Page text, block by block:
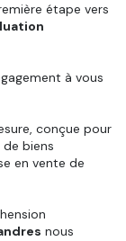
étape vers
à vous
conçue pour
biens
en vente de
nous